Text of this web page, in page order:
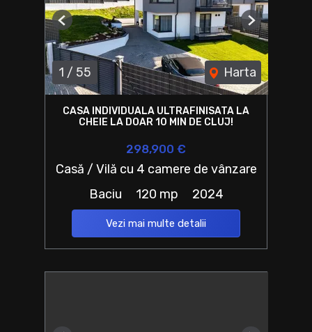
1 / 55 Harta
Previous Next
CASA INDIVIDUALA ULTRAFINISATA LA
CHEIE LA DOAR 10 MIN DE CLUJ!
298,900 €
Casă / Vilă cu 4 camere de vânzare
Baciu
120 mp 2024
Vezi mai multe detalii